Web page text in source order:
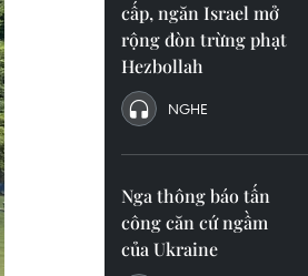
cấp, ngăn Israel mở
rộng đòn trừng phạt
Hezbollah
NGHE
Nga thông báo tấn
công căn cứ ngầm
của Ukraine